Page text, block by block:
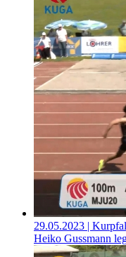
29.05.2023 |
Heiko Gussmann